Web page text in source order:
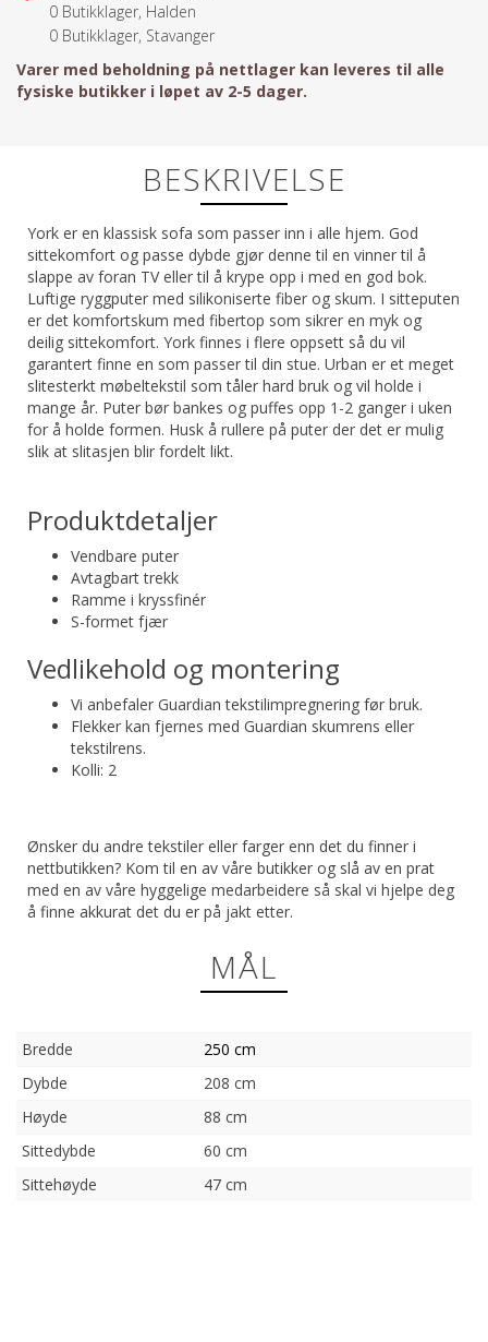
0 Butikklager, Halden
0 Butikklager, Stavanger
Varer med beholdning på nettlager kan leveres til alle
fysiske butikker i løpet av 2-5 dager.
BESKRIVELSE
York er en klassisk sofa som passer inn i alle hjem. God
sittekomfort og passe dybde gjør denne til en vinner til å
slappe av foran TV eller til å krype opp i med en god bok.
Luftige ryggputer med silikoniserte fiber og skum. I sitteputen
er det komfortskum med fibertop som sikrer en myk og
deilig sittekomfort. York finnes i flere oppsett så du vil
garantert finne en som passer til din stue. Urban er et meget
slitesterkt møbeltekstil som tåler hard bruk og vil holde i
mange år. Puter bør bankes og puffes opp 1-2 ganger i uken
for å holde formen. Husk å rullere på puter der det er mulig
slik at slitasjen blir fordelt likt.
Produktdetaljer
Vendbare puter
Avtagbart trekk
Ramme i kryssfinér
S-formet fjær
Vedlikehold og montering
Vi anbefaler Guardian tekstilimpregnering før bruk.
Flekker kan fjernes med Guardian skumrens eller
tekstilrens.
Kolli: 2
Ønsker du andre tekstiler eller farger enn det du finner i
nettbutikken? Kom til en av våre butikker og slå av en prat
med en av våre hyggelige medarbeidere så skal vi hjelpe deg
å finne akkurat det du er på jakt etter.
MÅL
Bredde
250 cm
Dybde
208 cm
Høyde
88 cm
Sittedybde
60 cm
Sittehøyde
47 cm